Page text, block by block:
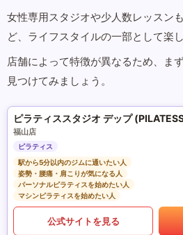
女性専用スタジオや少人数レッスン
ど、ライフスタイルの一部として楽
店舗によって特徴が異なるため、ま
見つけてみましょう。
福山店
ピラティス
駅から5分以内のジムに通いたい人
姿勢・腰痛・肩こりが気になる人
パーソナルピラティスを始めたい人
マシンピラティスを始めたい人
公式サイトを見る